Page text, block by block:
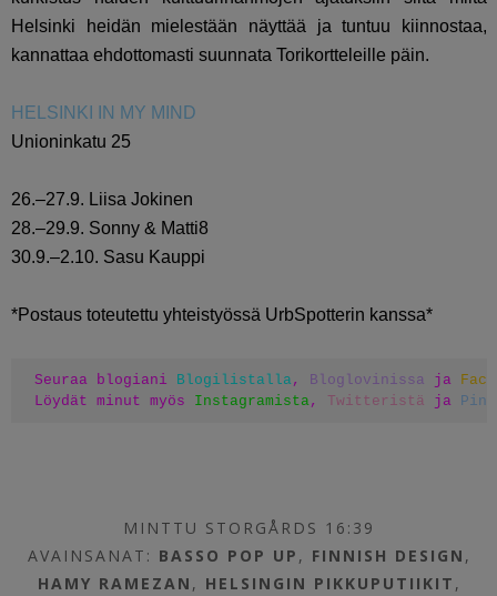
Helsinki heidän mielestään näyttää ja tuntuu kiinnostaa,
kannattaa ehdottomasti suunnata Torikortteleille päin.
HELSINKI IN MY MIND
Unioninkatu 25
26.–27.9. Liisa Jokinen
28.–29.9. Sonny & Matti8
30.9.–2.10. Sasu Kauppi
*Postaus toteutettu yhteistyössä UrbSpotterin kanssa*
Seuraa blogiani Blogilistalla, Bloglovinissa ja
Löydät minut myös Instagramista, Twitteristä ja
MINTTU STORGÅRDS 16:39
AVAINSANAT: BASSO POP UP , FINNISH DESIGN ,
HAMY RAMEZAN , HELSINGIN PIKKUPUTIIKIT ,